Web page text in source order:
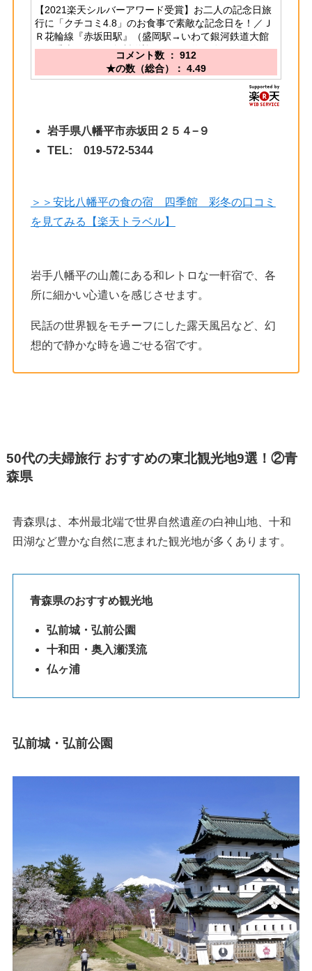
【2021楽天シルバーアワード受賞】お二人の記念日旅
行に「クチコミ4.8」のお食事で素敵な記念日を！／Ｊ
Ｒ花輪線『赤坂田駅』（盛岡駅→いわて銀河鉄道大館
行き乗車） より無料送迎バスにて約２分（要予約）
コメント数 ： 912
★の数（総合）： 4.49
岩手県八幡平市赤坂田２５４−９
TEL: 019-572-5344
＞＞安比八幡平の食の宿 四季館 彩冬の口コミ
を見てみる【楽天トラベル】
岩手八幡平の山麓にある和レトロな一軒宿で、各
所に細かい心遣いを感じさせます。
民話の世界観をモチーフにした露天風呂など、幻
想的で静かな時を過ごせる宿です。
50代の夫婦旅行 おすすめの東北観光地9選！ ②青
森県
青森県は、本州最北端で世界自然遺産の白神山地、十和
田湖など豊かな自然に恵まれた観光地が多くあります。
青森県のおすすめ観光地
弘前城・弘前公園
十和田・奥入瀬渓流
仏ヶ浦
弘前城・弘前公園